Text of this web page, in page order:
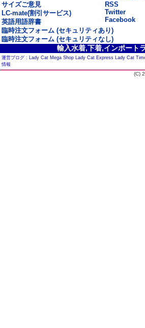
サイズご意見
LC-mate(割引サービス)
英語用語辞書
RSS
Twitter
Facebook
臨時注文フォーム (セキュリティあり)
臨時注文フォーム (セキュリティなし)
輸入水着,下着,インポート
運営ブログ : Lady Cat Mega Shop Lady Cat Express Lady Cat
情報
(C)